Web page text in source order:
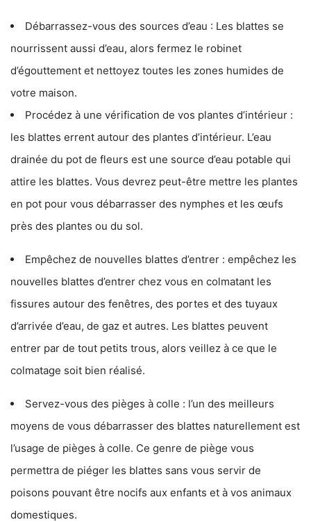
Débarrassez-vous des sources d’eau : Les blattes se
nourrissent aussi d’eau, alors fermez le robinet
d’égouttement et nettoyez toutes les zones humides de
votre maison.
Procédez à une vérification de vos plantes d’intérieur :
les blattes errent autour des plantes d’intérieur. L’eau
drainée du pot de fleurs est une source d’eau potable qui
attire les blattes. Vous devrez peut-être mettre les plantes
en pot pour vous débarrasser des nymphes et les œufs
près des plantes ou du sol.
Empêchez de nouvelles blattes d’entrer : empêchez les
nouvelles blattes d’entrer chez vous en colmatant les
fissures autour des fenêtres, des portes et des tuyaux
d’arrivée d’eau, de gaz et autres. Les blattes peuvent
entrer par de tout petits trous, alors veillez à ce que le
colmatage soit bien réalisé.
Servez-vous des pièges à colle : l’un des meilleurs
moyens de vous débarrasser des blattes naturellement est
l’usage de pièges à colle. Ce genre de piège vous
permettra de piéger les blattes sans vous servir de
poisons pouvant être nocifs aux enfants et à vos animaux
domestiques.